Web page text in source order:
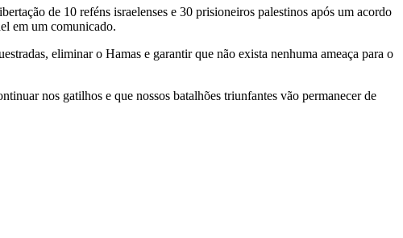
de 10 reféns israelenses e 30 prisioneiros palestinos após um acordo
em um comunicado.
eliminar o Hamas e garantir que não exista nenhuma ameaça para o
nos gatilhos e que nossos batalhões triunfantes vão permanecer de